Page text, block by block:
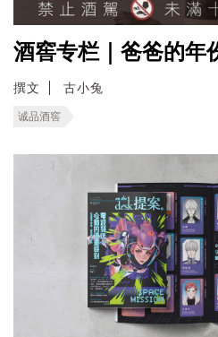
酒窖专栏｜爸爸的年
撰文 古小兔
诚品酒窖